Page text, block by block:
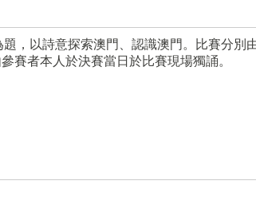
題，以詩意探索澳門、認識澳門。比賽分別
賽者本人於決賽當日於比賽現場獨誦。